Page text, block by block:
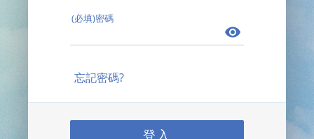
(必填)密碼
忘記密碼?
登入